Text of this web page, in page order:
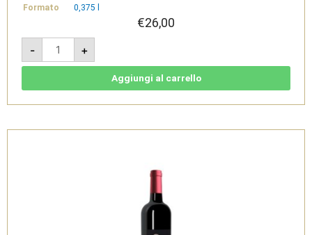
Formato
0,375 l
€26,00
-
Amentos
Nasco
2023
di
-
+
Aggiungi al carrello